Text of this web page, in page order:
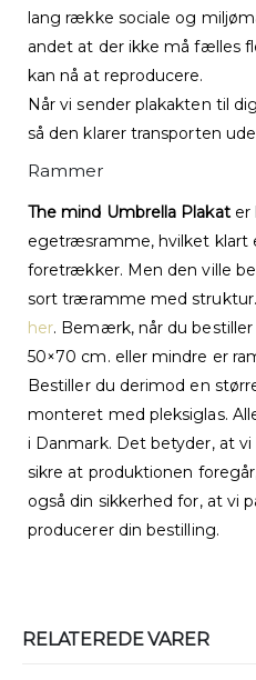
lang række sociale og
andet at der ikke må fælles
kan nå at reproducere.
Når vi sender plakakten til
så den klarer transporten
Rammer
The mind Umbrella Plakater
egetræsramme, hvilket klart
foretrækker. Men den ville
sort træramme med
her. Bemærk, når du
50×70 cm. eller mindre er
Bestiller du derimod en
monteret med pleksiglas.
i Danmark. Det betyder, at
sikre at produktionen
også din sikkerhed for, at vi
producerer din bestilling.
RELATEREDE VARER